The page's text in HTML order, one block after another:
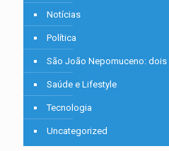
Notícias
Política
São João Nepomuceno:
Saúde e Lifestyle
Tecnologia
Uncategorized